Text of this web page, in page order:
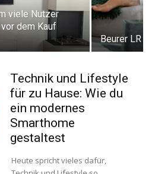
viele Nutzer
dem Kauf
Beurer LR
Technik und Lifestyle
für zu Hause: Wie du
ein modernes
Smarthome
gestaltest
Heute spricht vieles dafür,